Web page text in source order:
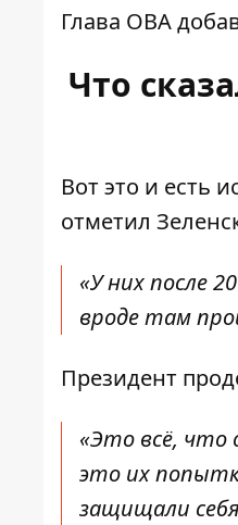
Глава ОВА
Что
Вот это и есть
отметил
«У них после
вроде там
Президент
«Это всё, что
это их
защищали